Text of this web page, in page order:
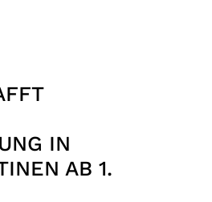
IN
AB 1. S